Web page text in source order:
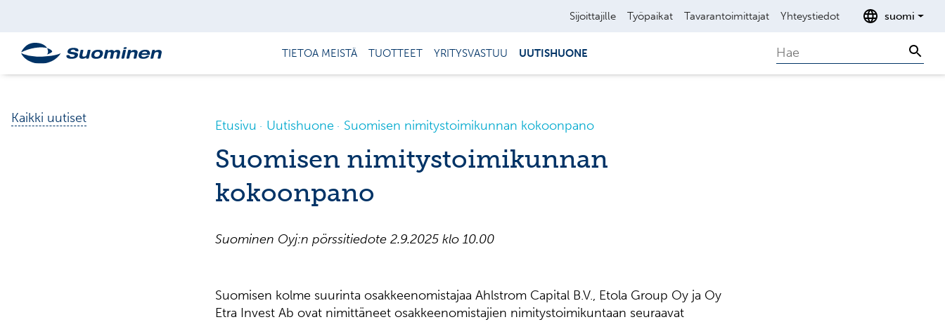
Sijoittajille Työpaikat Tavarantoimittajat Yhteystiedot suomi
TIETOA MEISTÄ TUOTTEET YRITYSVASTUU UUTISHUONE Search
Kaikki uutiset Etusivu Uutishuone Suomisen nimitystoimikunnan kokoonpano
Suomisen nimitystoimikunnan
kokoonpano
Suominen Oyj:n pörssitiedote 2.9.2025 klo 10.00
Suomisen kolme suurinta osakkeenomistajaa Ahlstrom Capital B.V., Etola Group Oy ja Oy
Etra Invest Ab ovat nimittäneet osakkeenomistajien nimitystoimikuntaan seuraavat